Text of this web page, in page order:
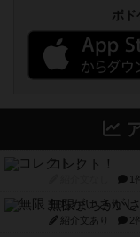
ボド
コレクト！
1
無限まちがいさ
紹介文あり 2